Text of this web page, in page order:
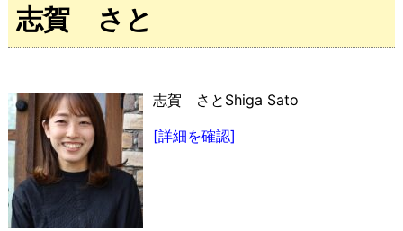
志賀 さと
志賀 さとShiga Sato
[詳細を確認]